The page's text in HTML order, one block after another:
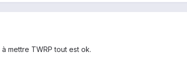
mettre TWRP tout est ok.